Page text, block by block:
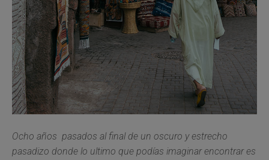
Ocho años pasados al final de un oscuro y estrecho
pasadizo donde lo ultimo que podías imaginar encontrar es